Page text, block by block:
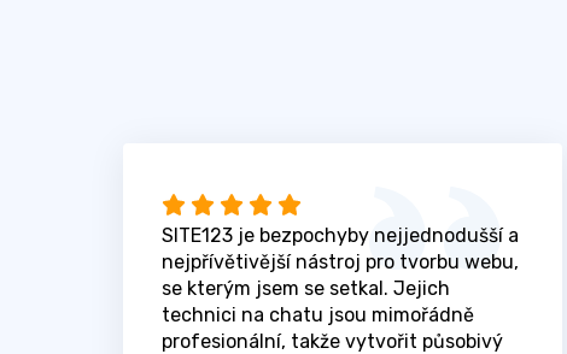
SITE123 je bezpochyby nejjednodušší a
nejpřívětivější nástroj pro tvorbu webu,
se kterým jsem se setkal. Jejich
technici na chatu jsou mimořádně
profesionální, takže vytvořit působivý